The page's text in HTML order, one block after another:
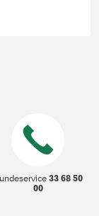
33 68 50
00